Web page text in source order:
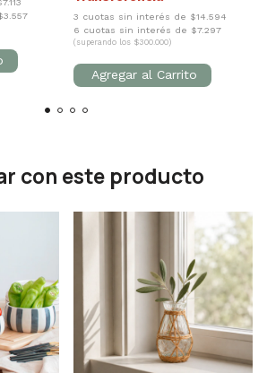
3 cuotas sin interés de $14.594
6 cuotas sin interés de $7.297
(superando los $300.000)
con este producto